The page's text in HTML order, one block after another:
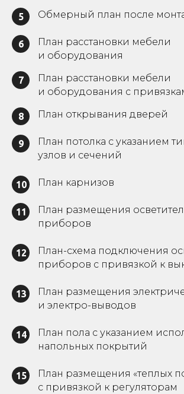
5 Обмерный план после
6
План расстановки мебели
и оборудования
7
План расстановки мебели
и оборудования с
8 План открывания дверей
9
План потолка с указанием
узлов и сечений
10 План карнизов
11
План размещения
приборов
12
План-схема подключения
приборов с привязкой к
13
План размещения
и электро-выводов
14
План пола с указанием
напольных покрытий
15
План размещения «теплых
с привязкой к регуляторам